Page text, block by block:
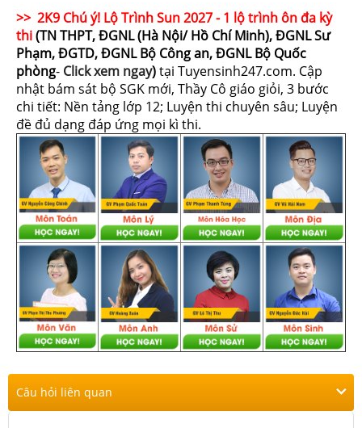
>> 2K9 Chú ý! Lộ Trình Sun 2027 - 1 lộ trình ôn đa kỳ
thi(TN THPT, ĐGNL (Hà Nội/ Hồ Chí Minh), ĐGNL Sư
Phạm, ĐGTD, ĐGNL Bộ Công an, ĐGNL Bộ Quốc
phòng- Click xem ngay)tại Tuyensinh247.com. Cập
nhật bám sát bộ SGK mới, Thầy Cô giáo giỏi, 3 bước
chi tiết: Nền tảng lớp 12; Luyện thi chuyên sâu; Luyện
đề đủ dạng đáp ứng mọi kì thi.
Câu hỏi liên quan